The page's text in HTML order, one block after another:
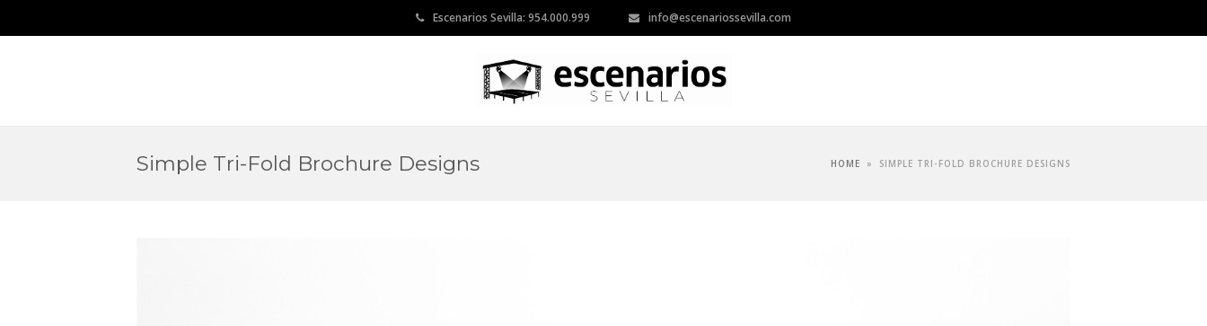
Escenarios Sevilla: 954.000.999 info@escenariossevilla.com
Simple Tri-Fold Brochure Designs HOME » SIMPLE TRI-FOLD BROCHURE DESIGNS